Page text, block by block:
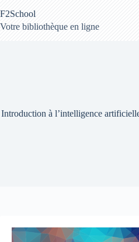
au
contenu
F2School
Votre bibliothèque en ligne
Introduction à l’intelligence